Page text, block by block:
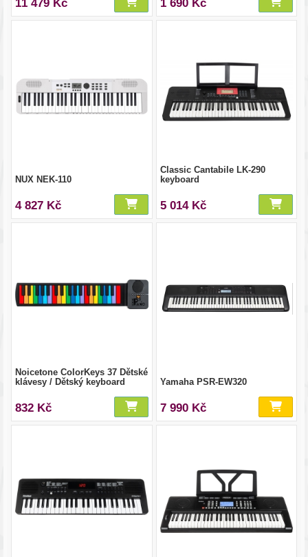
11 479 Kč 1 690 Kč
NUX NEK-110
4 827 Kč
Classic Cantabile LK-290
keyboard
5 014 Kč
Noicetone ColorKeys 37 Dětské
klávesy / Dětský keyboard
832 Kč
Yamaha PSR-EW320
7 990 Kč